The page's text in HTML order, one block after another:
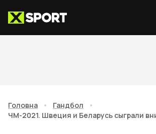
Головна • Гандбол
•
ЧМ-2021. Швеция и Беларусь сыграли